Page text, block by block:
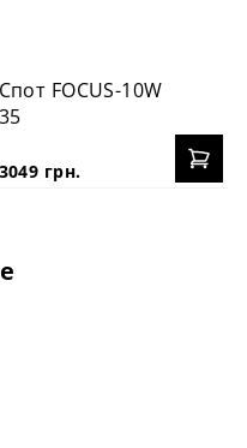
Спот FOCUS-10W
35
3049 грн.